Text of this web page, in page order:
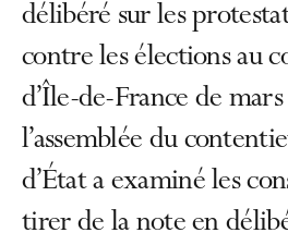
délibéré sur les
contre les élections au
d’Île-de-France de
l’assemblée du
d’État a examiné les
tirer de la note en